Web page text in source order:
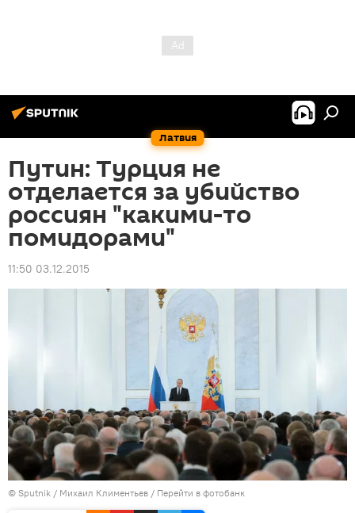
Латвия
Путин: Турция не
отделается за убийство
россиян "какими-то
помидорами"
11:50 03.12.2015
© Sputnik / Михаил Климентьев / Перейти в фотобанк